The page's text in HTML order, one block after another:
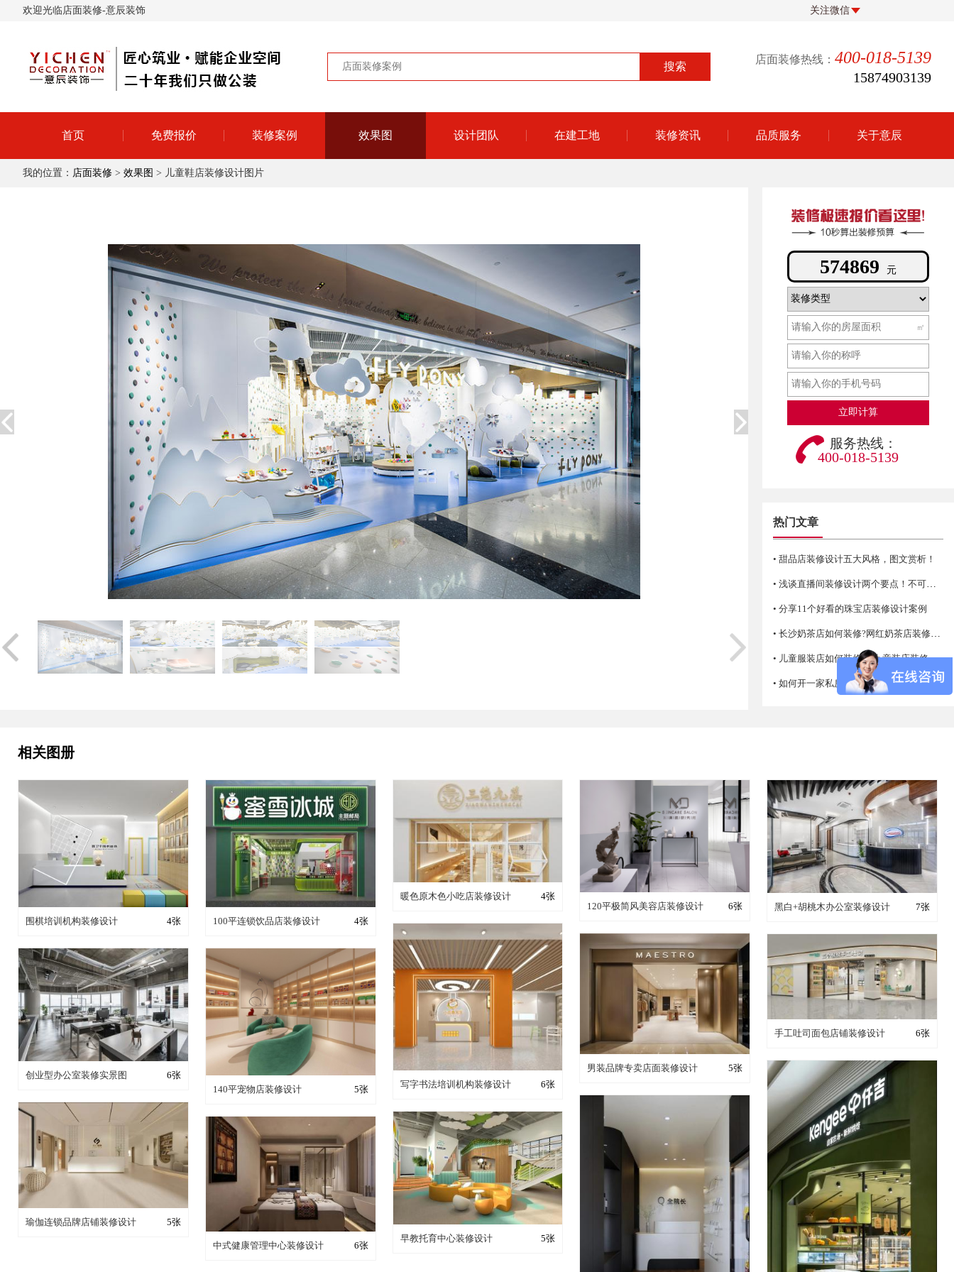
欢迎光临店面装修-意辰装饰 关注微信
店面装修热线： 400-018-5139
15874903139
首页 免费报价 装修案例 效果图 设计团队 在建工地 装修资讯 品质服务 关于意辰
我的位置： 店面装修 > 效果图 > 儿童鞋店装修设计图片
385823 元
㎡
服务热线：
400-018-5139
热门文章
• 甜品店装修设计五大风格，图文赏析！
• 浅谈直播间装修设计两个要点！不可错过哦
• 分享11个好看的珠宝店装修设计案例
• 长沙奶茶店如何装修?网红奶茶店装修技巧
• 儿童服装店如何装修设计 童装店装修注意事项
• 如何开一家私房菜馆，怎么经营生意才火爆？
相关图册
装修成这样要花多少钱？
围棋培训机构装修设计 4张 装修成这样要花多少钱？
100平连锁饮品店装修设计 4张
装修成这样要花多少钱？
暖色原木色小吃店装修设计 4张
装修成这样要花多少钱？
120平极简风美容店装修设计 6张 装修成这样要花多少钱？
黑白+胡桃木办公室装修设计 7张
装修成这样要花多少钱？
写字书法培训机构装修设计 6张
装修成这样要花多少钱？
男装品牌专卖店面装修设计 5张
装修成这样要花多少钱？
手工吐司面包店铺装修设计 6张
装修成这样要花多少钱？
创业型办公室装修实景图
6张
装修成这样要花多少钱？
140平宠物店装修设计 5张
装修成这样要花多少钱？
瑜伽连锁品牌店铺装修设计
5张
装修成这样要花多少钱？
早教托育中心装修设计 5张
装修成这样要花多少钱？
中式健康管理中心装修设计 6张